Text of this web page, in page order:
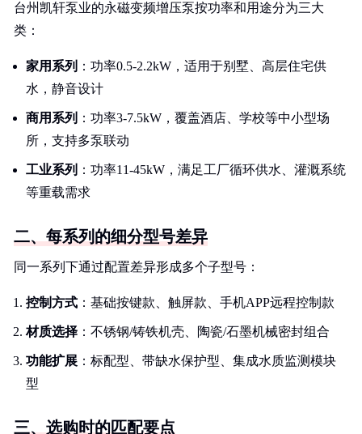
台州凯轩泵业的永磁变频增压泵按功率和用途分为三大
类：
家用系列 ：功率0.5-2.2kW，适用于别墅、高层住宅供
水，静音设计
商用系列 ：功率3-7.5kW，覆盖酒店、学校等中小型场
所，支持多泵联动
工业系列 ：功率11-45kW，满足工厂循环供水、灌溉系统
等重载需求
二、每系列的细分型号差异
同一系列下通过配置差异形成多个子型号：
控制方式 ：基础按键款、触屏款、手机APP远程控制款
材质选择 ：不锈钢/铸铁机壳、陶瓷/石墨机械密封组合
功能扩展 ：标配型、带缺水保护型、集成水质监测模块
型
三、选购时的匹配要点